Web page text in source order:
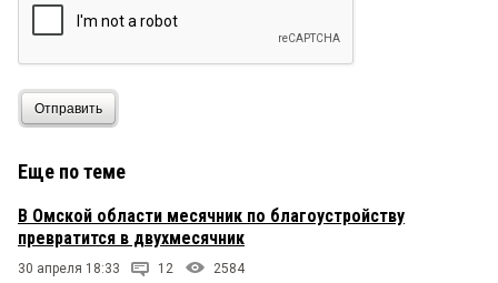
Отправить
Еще по теме
В Омской области месячник по благоустройству
превратится в двухмесячник
30 апреля 18:33 12 2584